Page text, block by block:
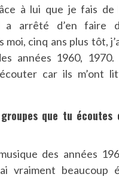
à lui que je fais de
a arrêté d’en faire
moi, cinq ans plus tôt,
années 1960, 1970.
car ils m’ont
que tu écoutes
des années
vraiment beaucoup